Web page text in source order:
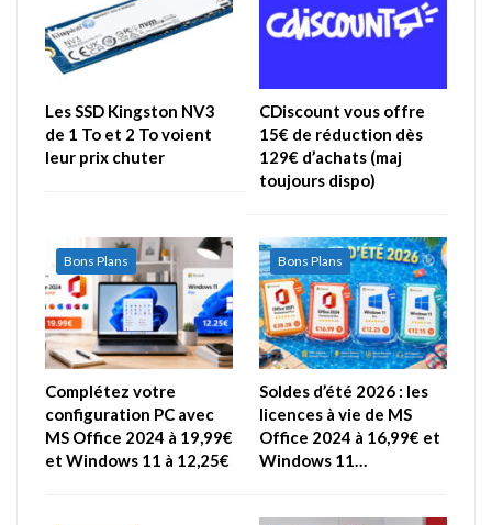
Les SSD Kingston NV3
de 1 To et 2 To voient
leur prix chuter
CDiscount vous offre
15€ de réduction dès
129€ d’achats (maj
toujours dispo)
Bons Plans
Complétez votre
configuration PC avec
MS Office 2024 à 19,99€
et Windows 11 à 12,25€
Bons Plans
Soldes d’été 2026 : les
licences à vie de MS
Office 2024 à 16,99€ et
Windows 11…